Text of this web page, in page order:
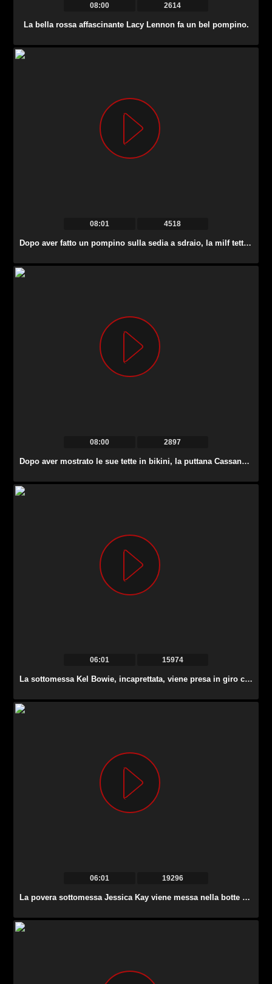
08:00 2614
La bella rossa affascinante Lacy Lennon fa un bel pompino.
08:01 4518
Dopo aver fatto un pompino sulla sedia a sdraio, la milf tettona Alexis Fawx viene scopata da dietro.
08:00 2897
Dopo aver mostrato le sue tette in bikini, la puttana Cassandra Cruz fa un pompino profondo.
06:01 15974
La sottomessa Kel Bowie, incaprettata, viene presa in giro con un enorme vibratore.
06:01 19296
La povera sottomessa Jessica Kay viene messa nella botte di legno e trattata duramente.